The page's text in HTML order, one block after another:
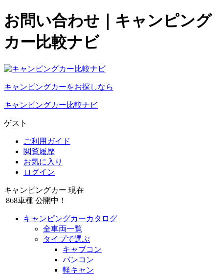
お問い合わせ｜キャンピング
カー比較ナビ
キャンピングカーをお探しなら
キャンピングカー比較ナビ
ゲスト
ご利用ガイド
閲覧履歴
お気に入り
ログイン
キャンピングカー 現在
868車種 公開中！
キャンピングカーカタログ
全車両一覧
タイプで選ぶ
キャブコン
バンコン
軽キャン